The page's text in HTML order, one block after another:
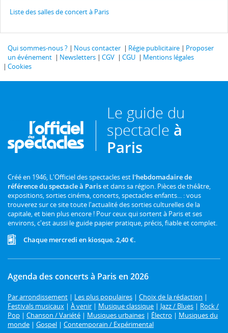
Liste des salles de concert à Paris
Qui sommes-nous ? Nous contacter Régie publicitaire
Proposer
un événement
Newsletters CGV CGU
Mentions légales
Cookies
Le guide du
spectacle à
Paris
Créé en 1946, L'Officiel des spectacles est l'hebdomadaire de
référence du spectacle à Pariset dans sa région. Pièces de théâtre,
expositions, sorties cinéma, concerts, spectacles enfants... : vous
trouverez sur ce site toute l'actualité des sorties culturelles de la
capitale, et bien plus encore ! Pour ceux qui sortent à Paris et ses
environs, c'est aussi le guide papier pratique, précis, fiable et complet.
Chaque mercredi en kiosque. 2,40 €.
Agenda des concerts à Paris en 2026
Par arrondissement | Les plus populaires | Choix de la rédaction |
Festivals musicaux | À venir | Musique classique | Jazz / Blues | Rock /
Pop | Chanson / Variété | Musiques urbaines | Électro | Musiques du
monde | Gospel | Contemporain / Expérimental